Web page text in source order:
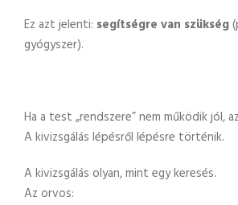
Ez azt jelenti: segítségre van szükség
gyógyszer).
Ha a test „rendszere” nem működik jól,
A kivizsgálás lépésről lépésre történik.
A kivizsgálás olyan, mint egy keresés.
Az orvos: